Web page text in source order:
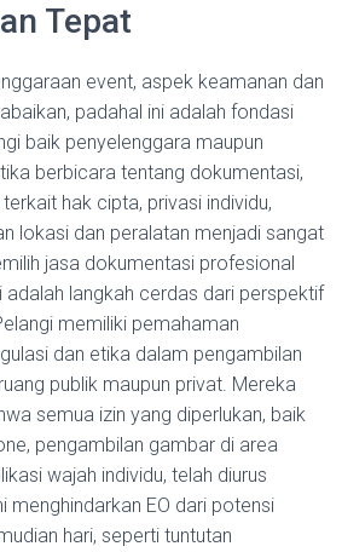
Tepat
event, aspek keamanan dan
padahal ini adalah fondasi
baik penyelenggara maupun
berbicara tentang dokumentasi,
hak cipta, privasi individu,
lokasi dan peralatan menjadi sangat
jasa dokumentasi profesional
adalah langkah cerdas dari perspektif
memiliki pemahaman
dan etika dalam pengambilan
publik maupun privat. Mereka
semua izin yang diperlukan, baik
pengambilan gambar di area
wajah individu, telah diurus
menghindarkan EO dari potensi
hari, seperti tuntutan